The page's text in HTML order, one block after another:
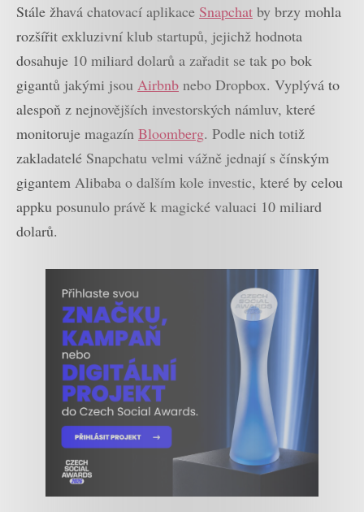
Stále žhavá chatovací aplikace Snapchat by brzy mohla
rozšířit exkluzivní klub startupů, jejichž hodnota
dosahuje 10 miliard dolarů a zařadit se tak po bok
gigantů jakými jsou Airbnb nebo Dropbox. Vyplývá to
alespoň z nejnovějších investorských námluv, které
monitoruje magazín Bloomberg. Podle nich totiž
zakladatelé Snapchatu velmi vážně jednají s čínským
gigantem Alibaba o dalším kole investic, které by celou
appku posunulo právě k magické valuaci 10 miliard
dolarů.